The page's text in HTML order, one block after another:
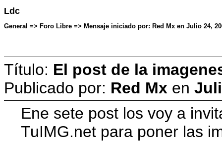
Ldc
General => Foro Libre => Mensaje iniciado por: Red Mx en Julio 24,
Título: El post de la
Publicado por: Red Mx en
Ene sete post los voy a
TuIMG.net para poner las